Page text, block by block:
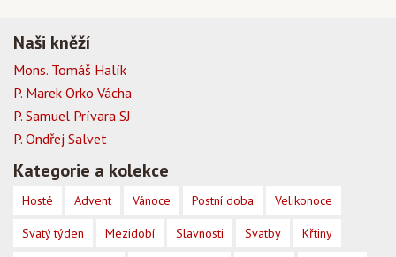
Naši kněží
Mons. Tomáš Halík
P. Marek Orko Vácha
P. Samuel Prívara SJ
P. Ondřej Salvet
Kategorie a kolekce
Hosté Advent Vánoce Postní doba Velikonoce
Svatý týden Mezidobí Slavnosti Svatby Křtiny